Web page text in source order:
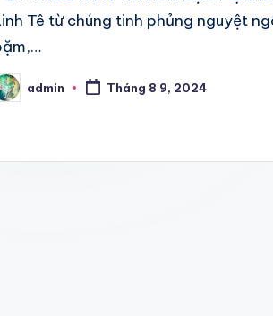
Tê từ chúng tinh phủng nguyệt
admin Tháng 8 9, 2024